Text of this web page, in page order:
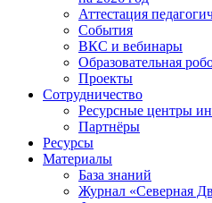
Аттестация
События
ВКС и вебинары
Образовательная
Проекты
Сотрудничество
Ресурсные центры
Партнёры
Ресурсы
Материалы
База знаний
Журнал «Северная